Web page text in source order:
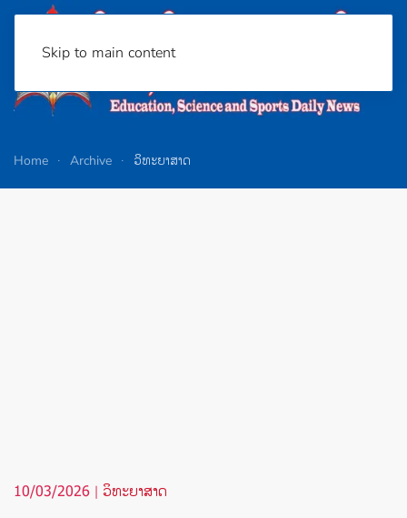
Skip to main content
Home Archive ວິທະຍາສາດ
10/03/2026 | ວິທະຍາສາດ